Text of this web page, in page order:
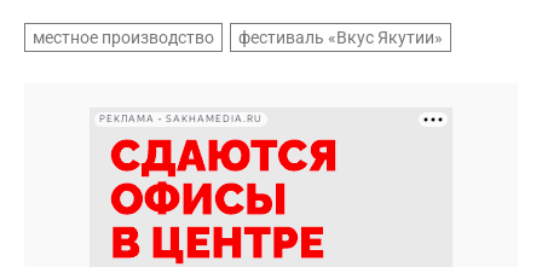
местное производство фестиваль «Вкус Якутии»
РЕКЛАМА • SAKHAMEDIA.RU